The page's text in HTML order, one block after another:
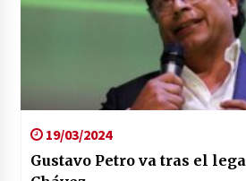
19/03/2024
Gustavo Petro va tras el